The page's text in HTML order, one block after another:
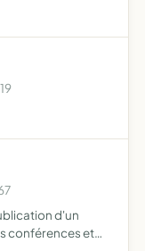
d'un
conférences et